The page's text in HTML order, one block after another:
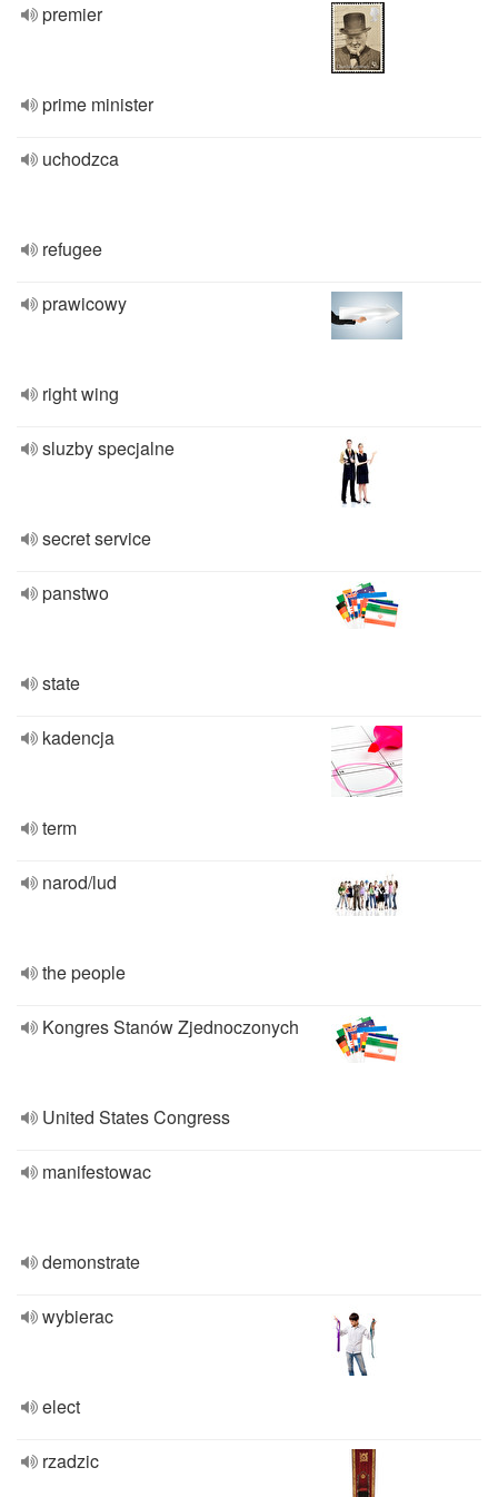
premier
prime minister
uchodzca
refugee
prawicowy
right wing
sluzby specjalne
secret service
panstwo
state
kadencja
term
narod/lud
the people
Kongres Stanów Zjednoczonych
United States Congress
manifestowac
demonstrate
wybierac
elect
rzadzic